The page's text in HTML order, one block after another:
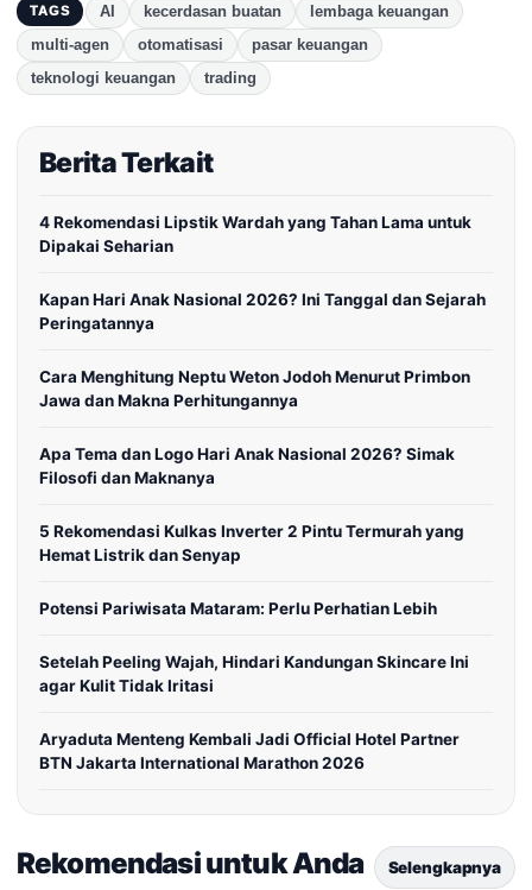
TAGS AI kecerdasan buatan
lembaga keuangan
multi-agen
otomatisasi
pasar keuangan
teknologi keuangan
trading
Berita Terkait
4 Rekomendasi Lipstik Wardah yang Tahan Lama untuk
Dipakai Seharian
Kapan Hari Anak Nasional 2026? Ini Tanggal dan Sejarah
Peringatannya
Cara Menghitung Neptu Weton Jodoh Menurut Primbon
Jawa dan Makna Perhitungannya
Apa Tema dan Logo Hari Anak Nasional 2026? Simak
Filosofi dan Maknanya
5 Rekomendasi Kulkas Inverter 2 Pintu Termurah yang
Hemat Listrik dan Senyap
Potensi Pariwisata Mataram: Perlu Perhatian Lebih
Setelah Peeling Wajah, Hindari Kandungan Skincare Ini
agar Kulit Tidak Iritasi
Aryaduta Menteng Kembali Jadi Official Hotel Partner
BTN Jakarta International Marathon 2026
Rekomendasi untuk Anda Selengkapnya